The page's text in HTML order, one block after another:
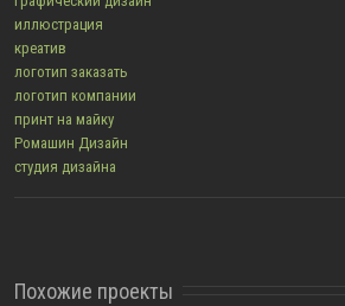
иллюстрация
креатив
логотип заказать
логотип компании
принт на майку
Ромашин Дизайн
студия дизайна
Похожие проекты